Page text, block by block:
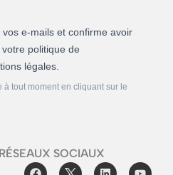
e-mails et confirme avoir
politique de
légales.
tout moment en cliquant sur le
SOCIAUX